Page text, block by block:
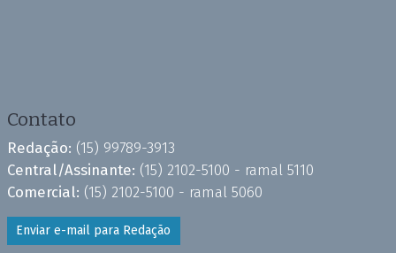
Contato
Redação: (15) 99789-3913
Central/Assinante: (15) 2102-5100 - ramal 5110
Comercial: (15) 2102-5100 - ramal 5060
Enviar e-mail para Redação